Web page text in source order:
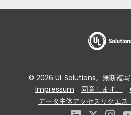
© 2026 UL Solutions。無断複写
Impressum
同意します。
データ主体アクセスリクエス